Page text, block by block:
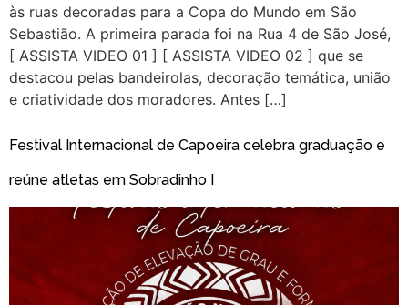
às ruas decoradas para a Copa do Mundo em São
Sebastião. A primeira parada foi na Rua 4 de São José,
[ ASSISTA VIDEO 01 ] [ ASSISTA VIDEO 02 ] que se
destacou pelas bandeirolas, decoração temática, união
e criatividade dos moradores. Antes […]
Festival Internacional de Capoeira celebra graduação e
reúne atletas em Sobradinho I